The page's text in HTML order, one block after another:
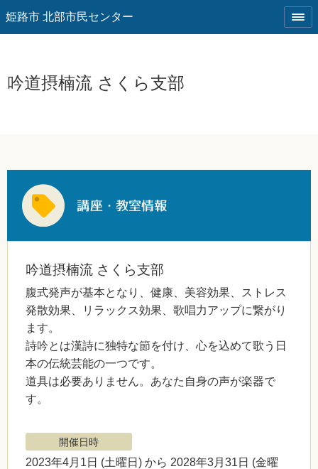
姫路市 北部市民センター
吟道摂楠流 さくら支部
吟道摂楠流 さくら支部
腹式発声が基本となり、健康、美容効果、ストレス
発散効果、リラックス効果、歌唱力アップに繋がり
ます。
詩吟とは漢詩に独特な節を付け、心を込めて歌う日
本の伝統芸能の一つです。
道具は必要ありません。あなた自身の声が楽器で
す。
開催日時
2023年4月1日 (土曜日) から 2028年3月31日 (金曜